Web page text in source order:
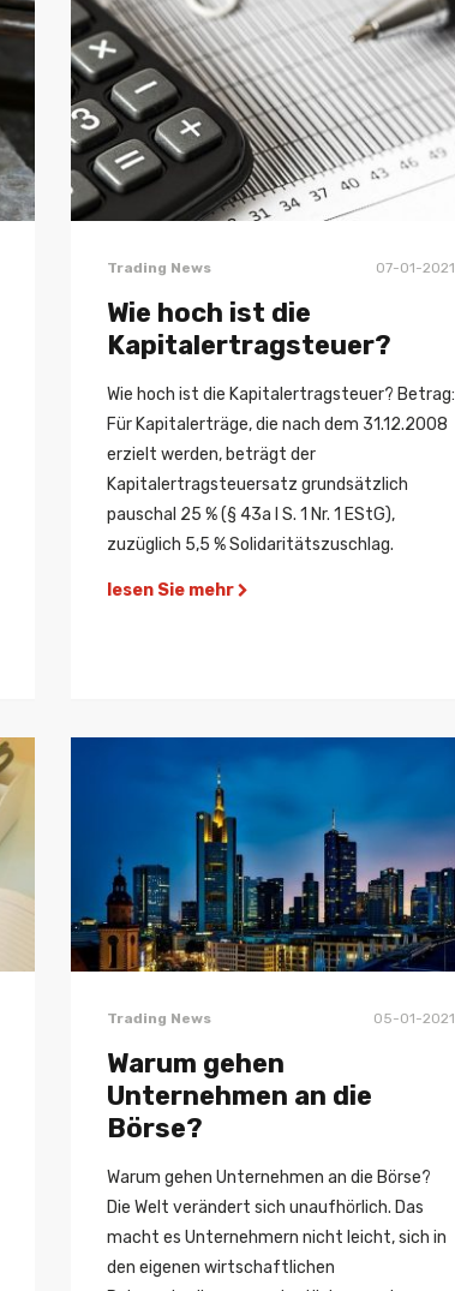
Trading News 07-01-2021
Wie hoch ist die
Kapitalertragsteuer?
Wie hoch ist die Kapitalertragsteuer? Betrag:
Für Kapitalerträge, die nach dem 31.12.2008
erzielt werden, beträgt der
Kapitalertragsteuersatz grundsätzlich
pauschal 25 % (§ 43a I S. 1 Nr. 1 EStG),
zuzüglich 5,5 % Solidaritätszuschlag.
lesen Sie mehr
Trading News 05-01-2021
Warum gehen
Unternehmen an die
Börse?
Warum gehen Unternehmen an die Börse?
Die Welt verändert sich unaufhörlich. Das
macht es Unternehmern nicht leicht, sich in
den eigenen wirtschaftlichen